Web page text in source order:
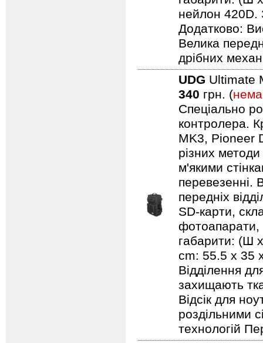
нейлон 420D.
Додатково:
Велика
дрібних
UDG Ultimate
340 грн. (
Спеціально
контролера.
MK3, Pioneer
різних
м'якими
перевезенні.
передніх
SD-карти,
фотоапарати,
габарити: (Ш
cm: 55.5 x 35
Відділення
захищають
Відсік для
роздільними
технологій